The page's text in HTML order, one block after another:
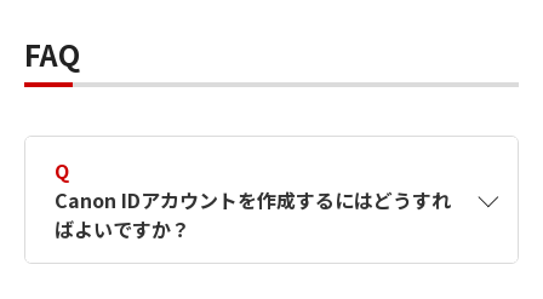
FAQ
Q
Canon IDアカウントを作成するにはどうすれ
ばよいですか？